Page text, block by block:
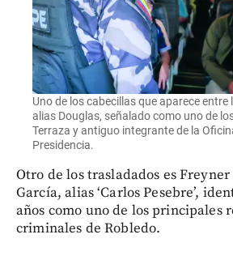
Uno de los cabecillas que aparece
alias Douglas, señalado como uno de
Terraza y antiguo integrante de la
Presidencia.
Otro de los trasladados es
García, alias ‘Carlos Pesebre’,
años como uno de los principales
criminales de Robledo.